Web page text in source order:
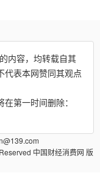
内容，均转载自其
代表本网赞同其观点
第一时间删除：
中国财经消费网 版